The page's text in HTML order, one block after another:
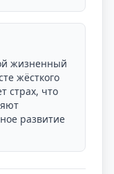
жизненный
жёсткого
страх, что
развитие